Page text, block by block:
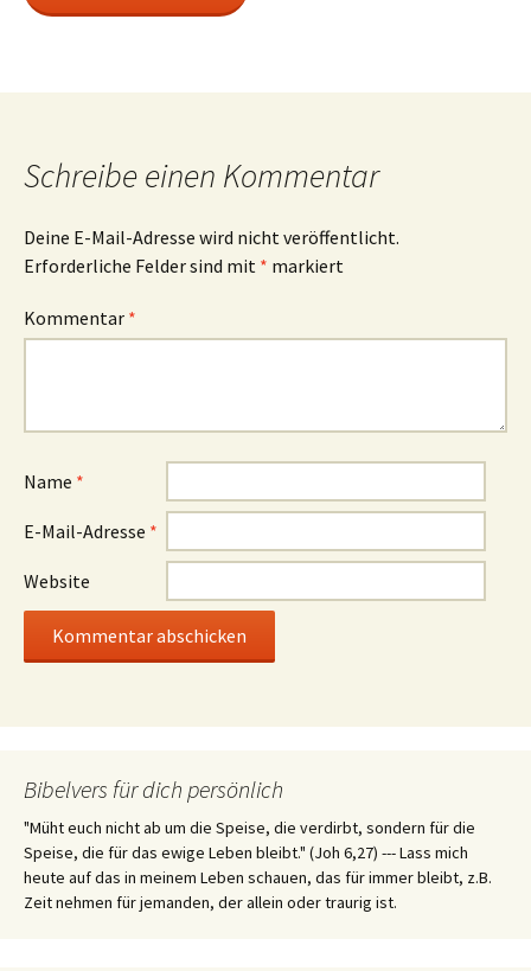
Schreibe einen Kommentar
Deine E-Mail-Adresse wird nicht veröffentlicht.
Erforderliche Felder sind mit * markiert
Kommentar *
Name *
E-Mail-Adresse *
Website
Bibelvers für dich persönlich
"Müht euch nicht ab um die Speise, die verdirbt, sondern für die
Speise, die für das ewige Leben bleibt." (Joh 6,27) --- Lass mich
heute auf das in meinem Leben schauen, das für immer bleibt, z.B.
Zeit nehmen für jemanden, der allein oder traurig ist.